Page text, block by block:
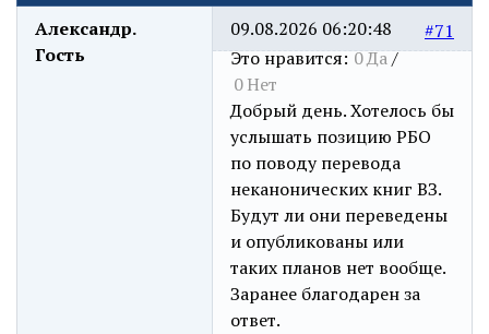
Александр.
Гость
#71
Это нравится: 0Да/
0Нет
09.08.2026 06:20:48
Добрый день. Хотелось бы
услышать позицию РБО
по поводу перевода
неканонических книг ВЗ.
Будут ли они переведены
и опубликованы или
таких планов нет вообще.
Заранее благодарен за
ответ.